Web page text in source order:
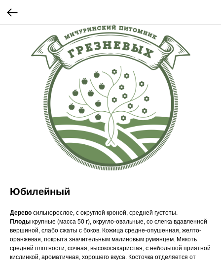
Юбилейный
Дерево сильнорослое, с округлой кроной, средней густоты.
Плоды крупные (масса 50 г), округло-овальные, со слегка вдавленной
вершиной, слабо сжаты с боков. Кожица средне-опушенная, желто-
оранжевая, покрыта значительным малиновым румянцем. Мякоть
средней плотности, сочная, высокосахаристая, с небольшой приятной
кислинкой, ароматичная, хорошего вкуса. Косточка отделяется от